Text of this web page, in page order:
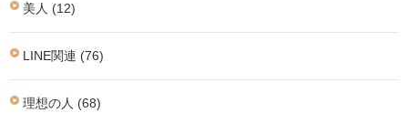
美人 (12)
LINE関連 (76)
理想の人 (68)